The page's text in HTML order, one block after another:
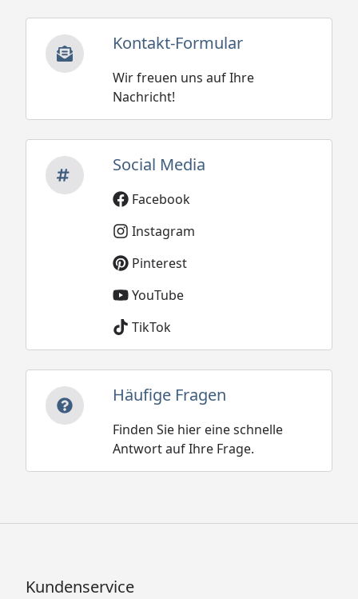
Kontakt-Formular
Wir freuen uns auf Ihre
Nachricht!
Social Media
Facebook
Instagram
Pinterest
YouTube
TikTok
Häufige Fragen
Finden Sie hier eine schnelle
Antwort auf Ihre Frage.
Kundenservice